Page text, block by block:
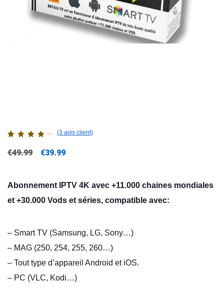
sur 5
(3 avis client)
€49.99
Le
initial
était :
€39.99
actuel
est :
Abonnement IPTV 4K avec +11.000 chaines mondiales
et +30.000 Vods et séries, compatible avec:
– Smart TV (Samsung, LG, Sony…)
– MAG (250, 254, 255, 260…)
– Tout type d’appareil Android et iOS.
– PC (VLC, Kodi…)